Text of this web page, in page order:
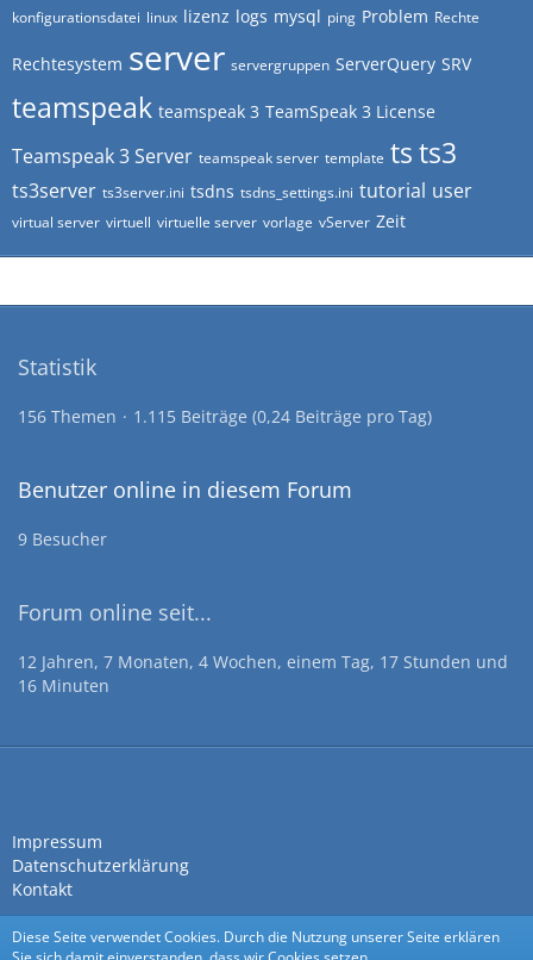
konfigurationsdatei linux lizenz logs mysql ping Problem Rechte
Rechtesystem server servergruppen ServerQuery SRV
teamspeak teamspeak 3 TeamSpeak 3 License
Teamspeak 3 Server teamspeak server template tsts3
ts3server ts3server.ini tsdns tsdns_settings.ini tutorial user
virtual server virtuell virtuelle server vorlage vServer Zeit
Statistik
156 Themen 1.115 Beiträge (0,24 Beiträge pro Tag)
Benutzer online in diesem Forum
9 Besucher
Forum online seit...
12 Jahren, 7 Monaten, 4 Wochen, einem Tag, 17 Stunden und
16 Minuten
Impressum
Datenschutzerklärung
Kontakt
Diese Seite verwendet Cookies. Durch die Nutzung unserer Seite erklären